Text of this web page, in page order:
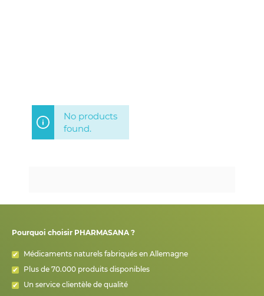
No products
found.
Pourquoi choisir PHARMASANA ?
Médicaments naturels fabriqués en Allemagne
Plus de 70.000 produits disponibles
Un service clientèle de qualité